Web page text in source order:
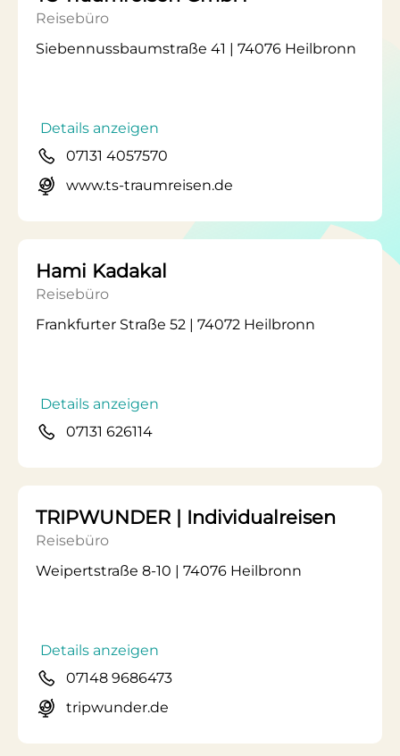
Reisebüro
Siebennussbaumstraße 41 | 74076 Heilbronn
Details anzeigen
07131 4057570
www.ts-traumreisen.de
Hami Kadakal
Reisebüro
Frankfurter Straße 52 | 74072 Heilbronn
Details anzeigen
07131 626114
TRIPWUNDER | Individualreisen
Reisebüro
Weipertstraße 8-10 | 74076 Heilbronn
Details anzeigen
07148 9686473
tripwunder.de